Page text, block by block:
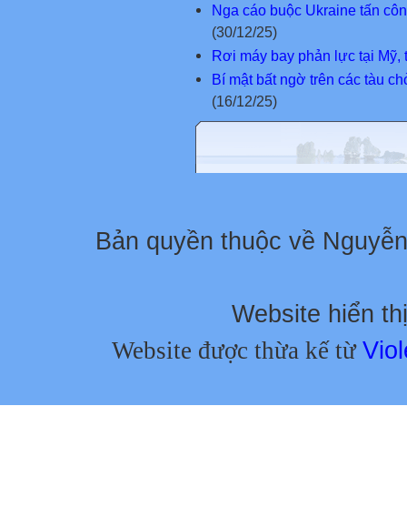
Nga cáo buộc Ukraine tấn
(30/12/25)
Rơi máy bay phản lực tại Mỹ,
Bí mật bất ngờ trên các tàu
(16/12/25)
Bản quyền thuộc về
Website hiển
Website được thừa kế từ